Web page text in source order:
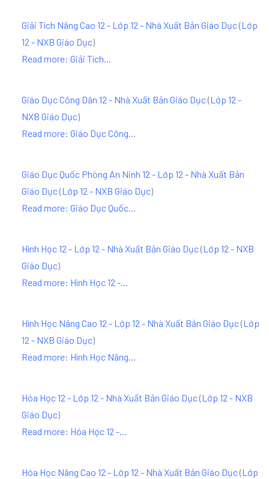
Giải Tích Nâng Cao 12 - Lớp 12 - Nhà Xuất Bản Giáo Dục(Lớp
12 - NXB Giáo Dục)
Read more: Giải Tích...
Giáo Dục Công Dân 12 - Nhà Xuất Bản Giáo Dục(Lớp 12 -
NXB Giáo Dục)
Read more: Giáo Dục Công...
Giáo Dục Quốc Phòng An Ninh 12 - Lớp 12 - Nhà Xuất Bản
Giáo Dục(Lớp 12 - NXB Giáo Dục)
Read more: Giáo Dục Quốc...
Hình Học 12 - Lớp 12 - Nhà Xuất Bản Giáo Dục(Lớp 12 - NXB
Giáo Dục)
Read more: Hình Học 12 -...
Hình Học Nâng Cao 12 - Lớp 12 - Nhà Xuất Bản Giáo Dục(Lớp
12 - NXB Giáo Dục)
Read more: Hình Học Nâng...
Hóa Học 12 - Lớp 12 - Nhà Xuất Bản Giáo Dục(Lớp 12 - NXB
Giáo Dục)
Read more: Hóa Học 12 -...
Hóa Học Nâng Cao 12 - Lớp 12 - Nhà Xuất Bản Giáo Dục(Lớp